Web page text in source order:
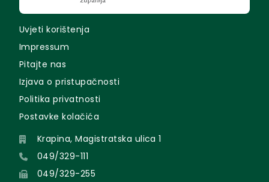
Uvjeti korištenja
Impressum
Pitajte nas
Izjava o pristupačnosti
Politika privatnosti
Postavke kolačića
Krapina, Magistratska ulica 1
049/329-111
049/329-255